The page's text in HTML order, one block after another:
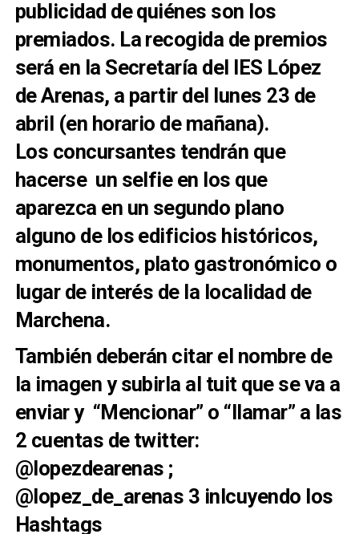
publicidad de quiénes son los
premiados. La recogida de premios
será en la Secretaría del IES López
de Arenas, a partir del lunes 23 de
abril (en horario de mañana).
Los concursantes tendrán que
hacerse un selfie en los que
aparezca en un segundo plano
alguno de los edificios históricos,
monumentos, plato gastronómico o
lugar de interés de la localidad de
Marchena.
También deberán citar el nombre de
la imagen y subirla al tuit que se va a
enviar y “Mencionar” o “llamar” a las
2 cuentas de twitter:
@lopezdearenas ;
@lopez_de_arenas 3 inlcuyendo los
Hashtags